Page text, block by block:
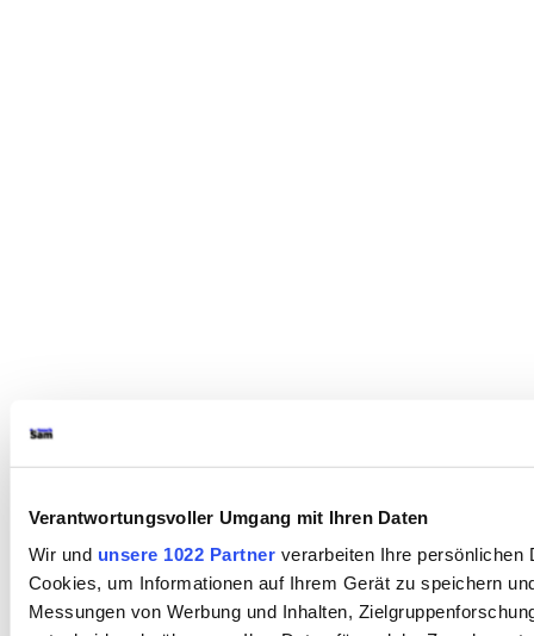
Verantwortungsvoller Umgang mit Ihren Daten
Wir und unsere 1022 Partnerverarbeiten Ihre persönlichen
Cookies, um Informationen auf Ihrem Gerät zu speichern
Messungen von Werbung und Inhalten,